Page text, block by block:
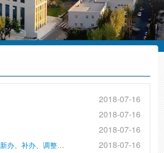
2018-07-16
2018-07-16
2018-07-16
对退出现役军人，警察、民兵等因战因公伤残人员新办、补办、调整伤残等级评定审批 2018-07-16